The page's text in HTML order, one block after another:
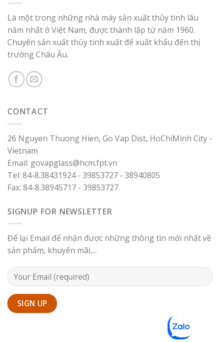
Là một trong những nhà máy sản xuất thủy tinh lâu
năm nhất ở Việt Nam, được thành lập từ năm 1960.
Chuyên sản xuất thủy tinh xuất để xuất khẩu đến thị
trường Châu Âu.
CONTACT
26 Nguyen Thuong Hien, Go Vap Dist, HoChiMinh City -
Vietnam
Email: govapglass@hcm.fpt.vn
Tel: 84-8.38431924 - 39853727 - 38940805
Fax: 84-8.38945717 - 39853727
SIGNUP FOR NEWSLETTER
Để lại Email để nhận được những thông tin mới nhất về
sản phẩm, khuyến mãi,...